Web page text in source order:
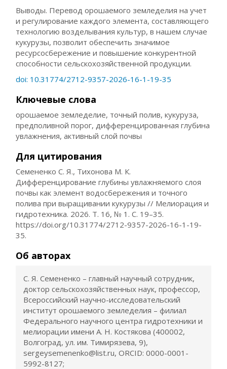
Выводы. Перевод орошаемого земледелия на учет
и регулирование каждого элемента, составляющего
технологию возделывания культур, в нашем случае
кукурузы, позволит обеспечить значимое
ресурсосбережение и повышение конкурентной
способности сельскохозяйственной продукции.
doi: 10.31774/2712-9357-2026-16-1-19-35
Ключевые слова
орошаемое земледелие, точный полив, кукуруза,
предполивной порог, дифференцированная глубина
увлажнения, активный слой почвы
Для цитирования
Семененко С. Я., Тихонова М. К.
Дифференцирование глубины увлажняемого слоя
почвы как элемент водосбережения и точного
полива при выращивании кукурузы // Мелиорация и
гидротехника. 2026. Т. 16, № 1. С. 19–35.
https://doi.org/10.31774/2712-9357-2026-16-1-19-
35.
Об авторах
С. Я. Семененко – главный научный сотрудник,
доктор сельскохозяйственных наук, профессор,
Всероссийский научно-исследовательский
институт орошаемого земледелия – филиал
Федерального научного центра гидротехники и
мелиорации имени А. Н. Костякова (400002,
Волгоград, ул. им. Тимирязева, 9),
sergeysemenenko@list.ru, ORCID: 0000-0001-
5992-8127;